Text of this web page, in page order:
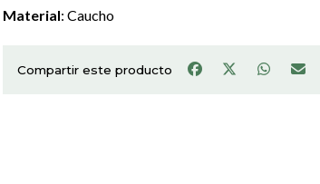
Material: Caucho
Compartir este producto